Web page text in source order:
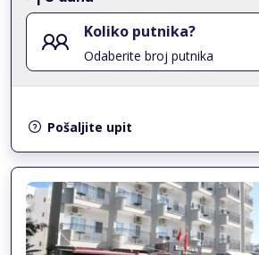
Koliko putnika?
Odaberite broj putnika
Pošaljite upit